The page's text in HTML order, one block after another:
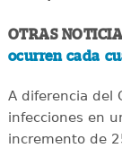
OTRAS
ocurren cada
A diferencia del
infecciones en
incremento de